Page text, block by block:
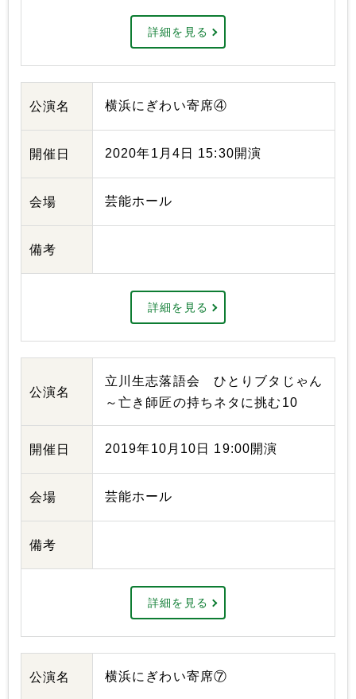
詳細を見る
公演名 横浜にぎわい寄席④
開催日 2020年1月4日 15:30開演
会場 芸能ホール
備考
詳細を見る
公演名
立川生志落語会 ひとりブタじゃん
～亡き師匠の持ちネタに挑む10
開催日 2019年10月10日 19:00開演
会場 芸能ホール
備考
詳細を見る
公演名 横浜にぎわい寄席⑦